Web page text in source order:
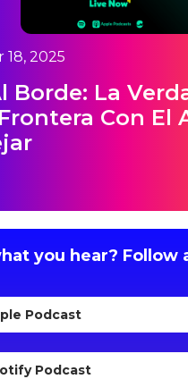
18, 2025
Borde: La
Con El
you hear? Follow
Podcast
Podcast